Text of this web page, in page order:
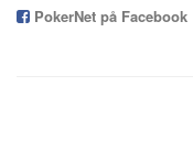
PokerNet på Facebook